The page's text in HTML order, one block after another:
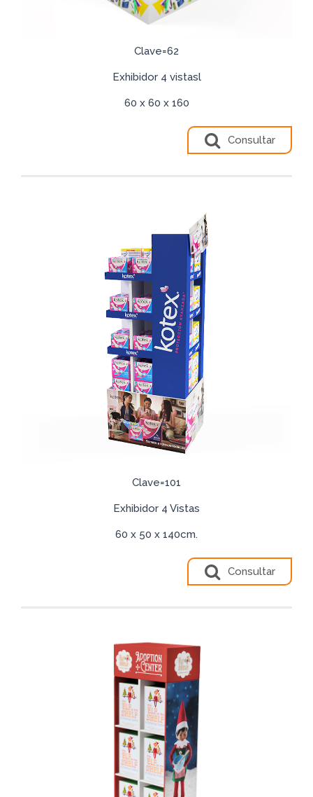
Clave=62
Exhibidor 4 vistasl
60 x 60 x 160
Consultar
Clave=101
Exhibidor 4 Vistas
60 x 50 x 140cm.
Consultar